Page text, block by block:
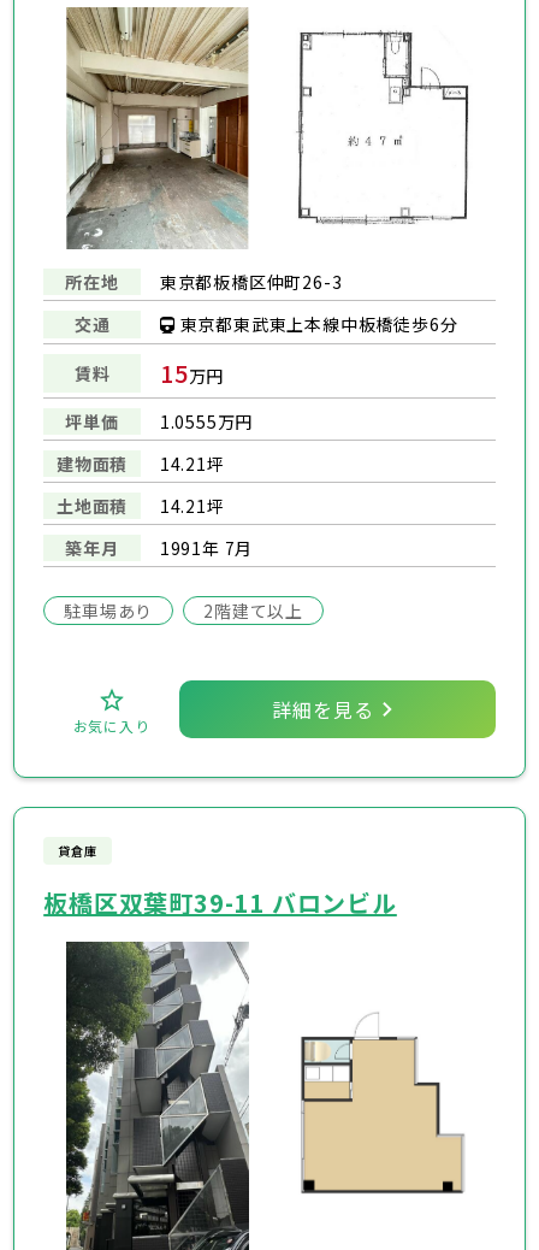
所在地
東京都板橋区仲町26-3
交通
東京都東武東上本線中板橋徒歩6分
賃料 15万円
坪単価
1.0555万円
建物面積
14.21坪
土地面積
14.21坪
築年月
1991年 7月
駐車場あり 2階建て以上
お気に入り
詳細を見る
貸倉庫
板橋区双葉町39-11 バロンビル